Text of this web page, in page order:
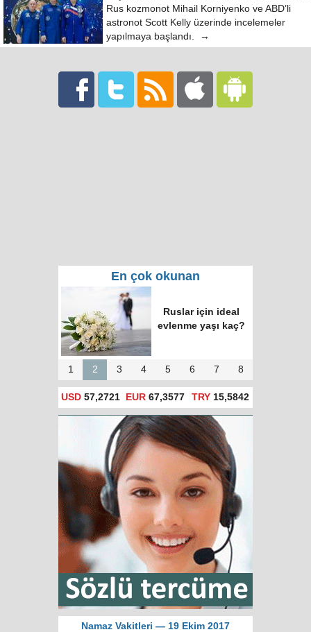
Rus kozmonot Mihail Korniyenko ve ABD’li
astronot Scott Kelly üzerinde incelemeler
yapılmaya başlandı. →
En çok okunan
Ruslar için ideal
evlenme yaşı kaç?
1 2 3 4 5 6 7 8
USD 57,2721 EUR 67,3577 TRY15,5842
Namaz Vakitleri — 19 Ekim 2017